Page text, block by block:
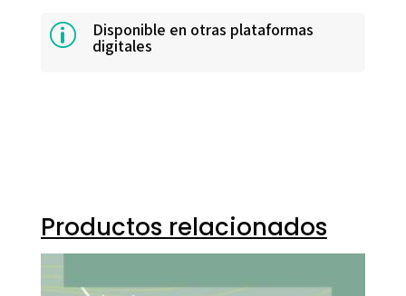
p Disponible en otras plataformas
digitales
Productos relacionados